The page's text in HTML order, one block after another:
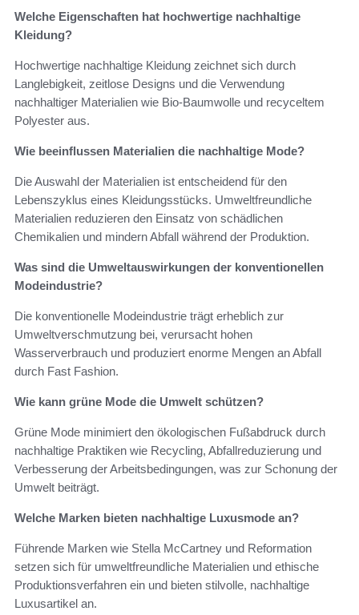
Welche Eigenschaften hat hochwertige nachhaltige
Kleidung?
Hochwertige nachhaltige Kleidung zeichnet sich durch
Langlebigkeit, zeitlose Designs und die Verwendung
nachhaltiger Materialien wie Bio-Baumwolle und recyceltem
Polyester aus.
Wie beeinflussen Materialien die nachhaltige Mode?
Die Auswahl der Materialien ist entscheidend für den
Lebenszyklus eines Kleidungsstücks. Umweltfreundliche
Materialien reduzieren den Einsatz von schädlichen
Chemikalien und mindern Abfall während der Produktion.
Was sind die Umweltauswirkungen der konventionellen
Modeindustrie?
Die konventionelle Modeindustrie trägt erheblich zur
Umweltverschmutzung bei, verursacht hohen
Wasserverbrauch und produziert enorme Mengen an Abfall
durch Fast Fashion.
Wie kann grüne Mode die Umwelt schützen?
Grüne Mode minimiert den ökologischen Fußabdruck durch
nachhaltige Praktiken wie Recycling, Abfallreduzierung und
Verbesserung der Arbeitsbedingungen, was zur Schonung der
Umwelt beiträgt.
Welche Marken bieten nachhaltige Luxusmode an?
Führende Marken wie Stella McCartney und Reformation
setzen sich für umweltfreundliche Materialien und ethische
Produktionsverfahren ein und bieten stilvolle, nachhaltige
Luxusartikel an.